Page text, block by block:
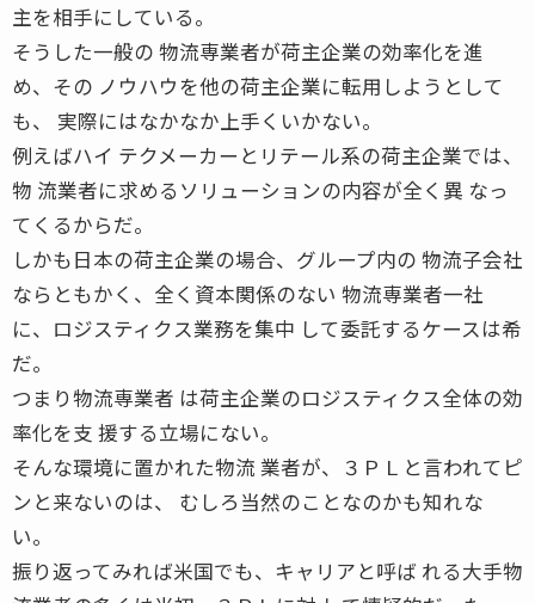
主を相手にしている。
そうした一般の 物流専業者が荷主企業の効率化を進
め、その ノウハウを他の荷主企業に転用しようとして
も、 実際にはなかなか上手くいかない。
例えばハイ テクメーカーとリテール系の荷主企業では、
物 流業者に求めるソリューションの内容が全く異 なっ
てくるからだ。
しかも日本の荷主企業の場合、グループ内の 物流子会社
ならともかく、全く資本関係のない 物流専業者一社
に、ロジスティクス業務を集中 して委託するケースは希
だ。
つまり物流専業者 は荷主企業のロジスティクス全体の効
率化を支 援する立場にない。
そんな環境に置かれた物流 業者が、３ＰＬと言われてピ
ンと来ないのは、 むしろ当然のことなのかも知れな
い。
振り返ってみれば米国でも、キャリアと呼ば れる大手物